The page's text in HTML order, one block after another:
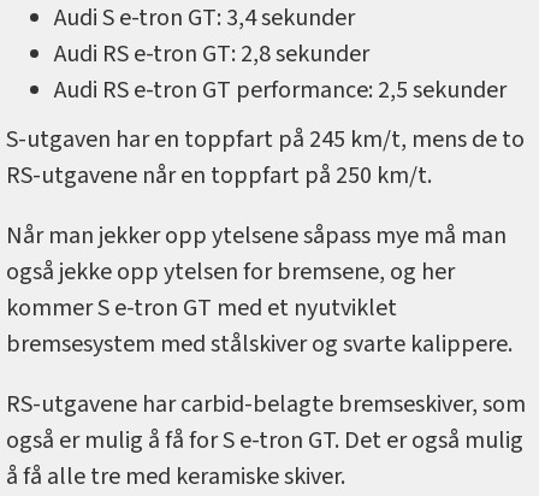
Audi S e-tron GT: 3,4 sekunder
Audi RS e-tron GT: 2,8 sekunder
Audi RS e-tron GT performance: 2,5 sekunder
S-utgaven har en toppfart på 245 km/t, mens de to
RS-utgavene når en toppfart på 250 km/t.
Når man jekker opp ytelsene såpass mye må man
også jekke opp ytelsen for bremsene, og her
kommer S e-tron GT med et nyutviklet
bremsesystem med stålskiver og svarte kalippere.
RS-utgavene har carbid-belagte bremseskiver, som
også er mulig å få for S e-tron GT. Det er også mulig
å få alle tre med keramiske skiver.